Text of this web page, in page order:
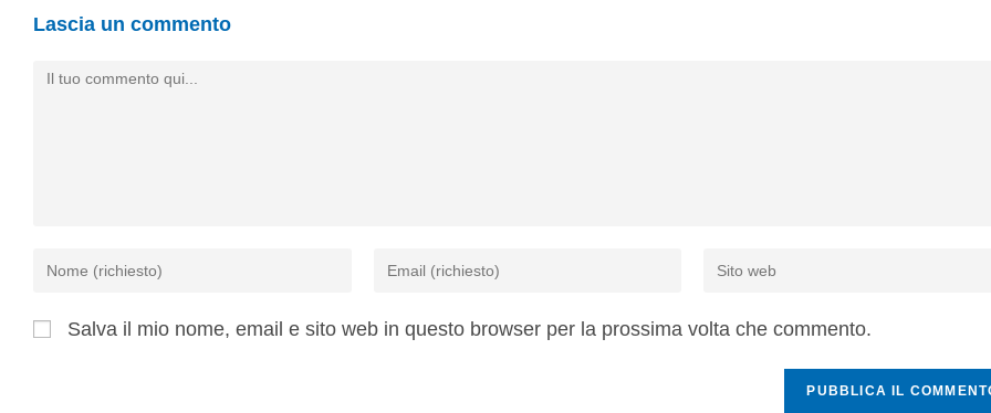
Lascia un commento
Salva il mio nome, email e sito web in questo browser per la prossima volta che commento.